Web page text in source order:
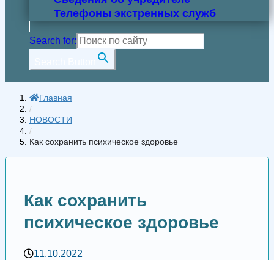
Телефоны экстренных служб
Search for:
Главная
/
НОВОСТИ
/
Как сохранить психическое здоровье
Как сохранить
психическое здоровье
11.10.2022